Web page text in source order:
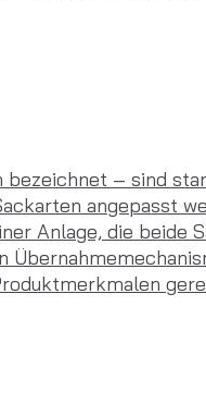
bezeichnet – sind
angepasst
Anlage, die beide